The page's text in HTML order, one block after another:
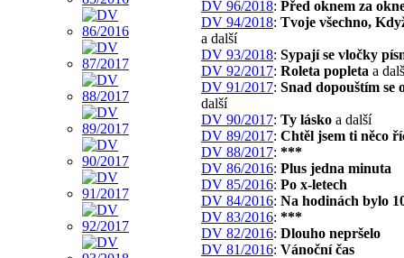
DV 96/2018: Před oknem za
DV 94/2018: Tvoje všechno,
a další
DV 93/2018: Sypají se vločky
DV 92/2017: Roleta popleta a
DV 91/2017: Snad dopouštím se
další
DV 90/2017: Ty lásko a další
DV 89/2017: Chtěl jsem ti něco
DV 88/2017: ***
DV 86/2016: Plus jedna minuta
DV 85/2016: Po x-letech
DV 84/2016: Na hodinách bylo
DV 83/2016: ***
DV 82/2016: Dlouho nepršelo
DV 81/2016: Vánoční čas